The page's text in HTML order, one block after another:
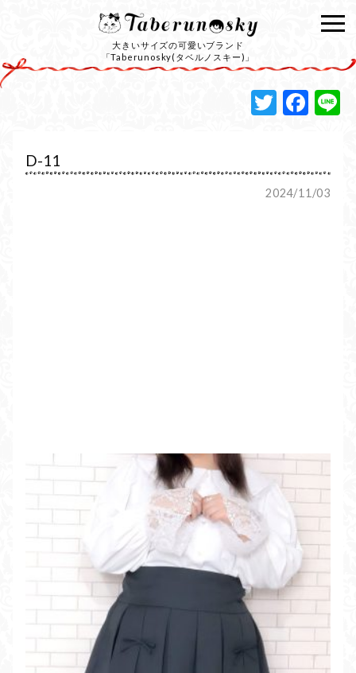
大きいサイズの可愛いブランド
「Taberunosky(タベルノスキー)」
D-11
2024/11/03